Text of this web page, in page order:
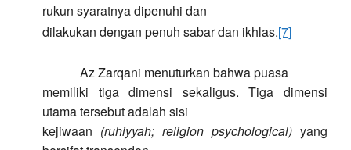
rukun syaratnya dipenuhi dan
dilakukan dengan penuh sabar dan ikhlas.[7]
Az Zarqani menuturkan bahwa puasa
memiliki tiga dimensi sekaligus. Tiga dimensi
utama tersebut adalah sisi
kejiwaan (ruhiyyah; religion psychological) yang